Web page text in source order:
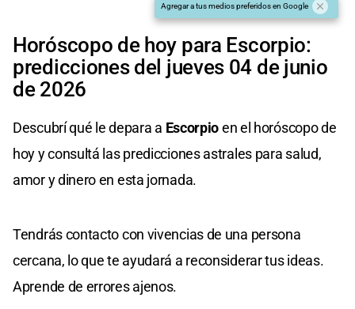
Agregar a tus medios preferidos en Google
Horóscopo de hoy para Escorpio:
predicciones del jueves 04 de junio
de 2026
Descubrí qué le depara a Escorpioen el horóscopo de
hoy y consultá las predicciones astrales para salud,
amor y dinero en esta jornada.
Tendrás contacto con vivencias de una persona
cercana, lo que te ayudará a reconsiderar tus ideas.
Aprende de errores ajenos.